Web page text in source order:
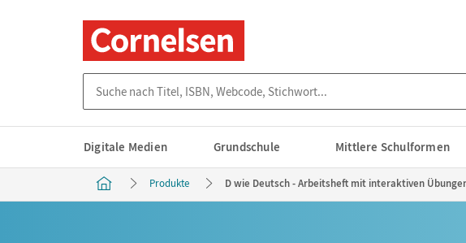
Digitale Medien Grundschule Mittlere Schulformen
Produkte D wie Deutsch - Arbeitsheft mit interaktiven